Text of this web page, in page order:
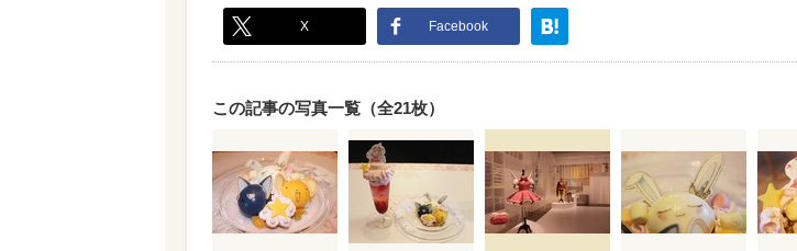
X Facebook
この記事の写真一覧（全21枚）